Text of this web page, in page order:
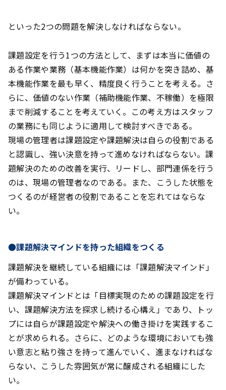
といった2つの問題を解決しなければならない。
課題設定を行う1つの方法として、まずは本当に価値の
ある作業や業務（基本機能作業）は何かを突き詰め、基
本機能作業を最も早く、精度良く行うことを考える。さ
らに、価値のない作業（補助機能作業、不稼働）を極限
まで削減することを考えていく。この考え方はスタッフ
の業務にも同じように適用して検討すべきである。
現場の管理者は課題設定や課題解決は自らの役割である
と認識し、強い決意を持って進めなければならない。課
題解決のための改善を実行、リードし、部門連係を行う
のは、現場の管理者なのである。また、こうした状態を
つくるのが経営者の役割であることを忘れてはならな
い。
●課題解決マインドを持った組織をつくる
課題解決を継続している組織には「課題解決マインド」
が備わっている。
課題解決マインドとは「目標実現のための課題設定を行
い、課題解決方法を探求し続ける心構え」であり、トッ
プには自らが課題設定や解決への働き掛けを実践するこ
とが求められる。さらに、どのような環境においても強
い意志と粘り強さを持って進んでいく、進まなければな
らない、こうした雰囲気が常に醸成される組織にした
い。